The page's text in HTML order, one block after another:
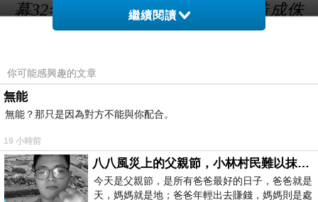
幕32年，受到全球遊客的厭煩，造成侏
羅紀公園的破產打烊，這個年份說明
場，也提醒大家這是正宗電影的續集。
故事的角色都是新面孔，除了喬納森·
拜利飾演亨利·盧米斯博士（Dr. Henry
Loomis）的古生物學家，他提到他是
第一集山姆·尼爾（Sam Neill）飾演亞
繼續閱讀
你可能感興趣的文章
無能
無能？那只是因為對方不能與你配合。
19 小時前
八八風災上的父親節，小林村民難以抹滅的痛
今天是父親節，是所有爸爸最好的日子，爸爸就是
天，媽媽就是地；爸爸年輕出去賺錢，媽媽則是處